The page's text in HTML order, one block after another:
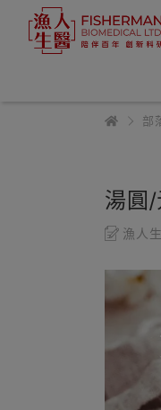
部
湯圓
漁人